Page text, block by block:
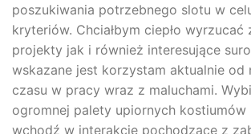
poszukiwania potrzebnego slotu w
kryteriów. Chciałbym ciepło wyrzucać
projekty jak i również interesujące
wskazane jest korzystam aktualnie od
czasu w pracy wraz z maluchami.
ogromnej palety upiornych kostiumów
wchodź w interakcję pochodzące z